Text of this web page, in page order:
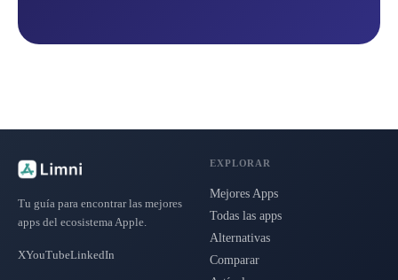
Tu guía para encontrar las mejores
apps del ecosistema Apple.
XYouTubeLinkedIn
EXPLORAR
Mejores Apps
Todas las apps
Alternativas
Comparar